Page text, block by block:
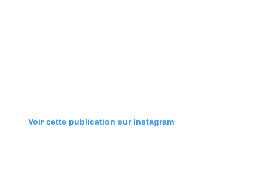
Voir cette publication sur Instagram